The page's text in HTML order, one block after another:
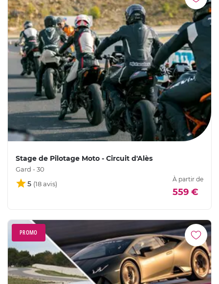
Stage de Pilotage Moto - Circuit d'Alès
Gard - 30
5
À partir de
559 €
PROMO